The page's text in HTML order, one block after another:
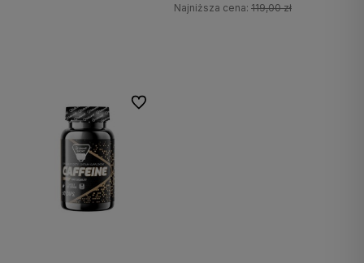
Najniższa cena: 119,00 zł
Do ulubionych